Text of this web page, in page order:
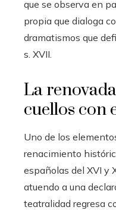
que se observa en
propia que dialoga
dramatismos que
s. XVII.
La
cuellos con
Uno de los
renacimiento
españolas del XVI y
atuendo a una
teatralidad regresa